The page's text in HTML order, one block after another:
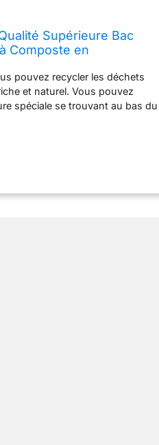
Supérieure Bac
Composte en
pouvez recycler les déchets
et naturel. Vous pouvez
spéciale se trouvant au bas du
plus élevée rapidement à
peuvent permettre à
naturelle des
peut etre monté en
d’outils. Une notice de